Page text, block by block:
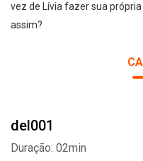
vez de Lívia fazer sua
assim?
del001
Duração: 02min